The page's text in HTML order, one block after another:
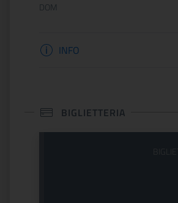
DOM
Informazioni apertura
INFO
BIGLIETTERIA